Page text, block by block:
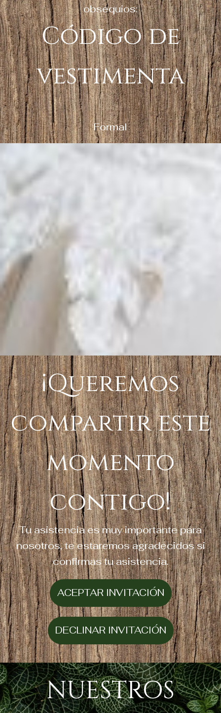
obsequios:
Código de
vestimenta
Formal
¡Queremos
compartir este
momento
contigo!
Tu asistencia es muy importante para
nosotros, te estaremos agradecidos si
confirmas tu asistencia.
ACEPTAR INVITACIÓN
DECLINAR INVITACIÓN
NUESTROS